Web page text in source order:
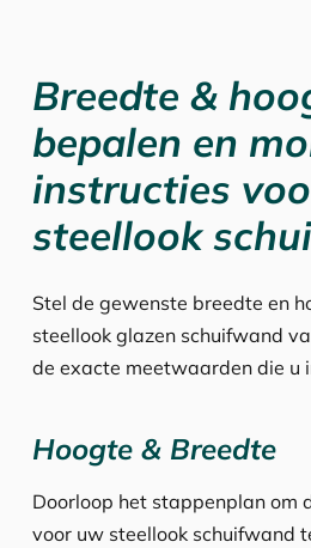
Breedte &
bepalen en
instructies
steellook
Stel de gewenste breedte en
steellook glazen schuifwand
de exacte meetwaarden die u
Hoogte & Breedte
Doorloop het stappenplan om
voor uw steellook schuifwand